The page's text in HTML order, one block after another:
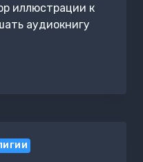
иллюстрации к
аудиокнигу